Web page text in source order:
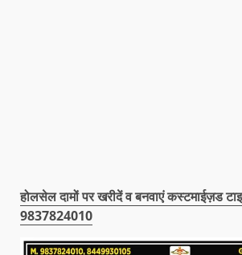
होलसेल दामों पर खरीदें व बनवाएं कस्टमाईज़ड
9837824010